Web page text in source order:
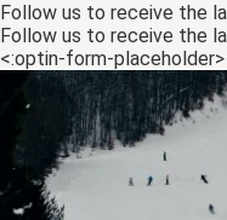
Follow us to receive the
Follow us to receive the
<:optin-form-placeholder>